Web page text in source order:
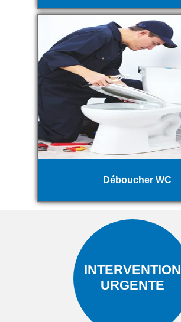
Déboucher WC
INTERVENTION
URGENTE